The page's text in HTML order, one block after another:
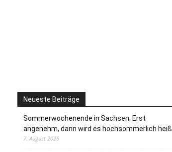
Neueste Beiträge
Sommerwochenende in Sachsen: Erst
angenehm, dann wird es hochsommerlich heiß
7. August 2026